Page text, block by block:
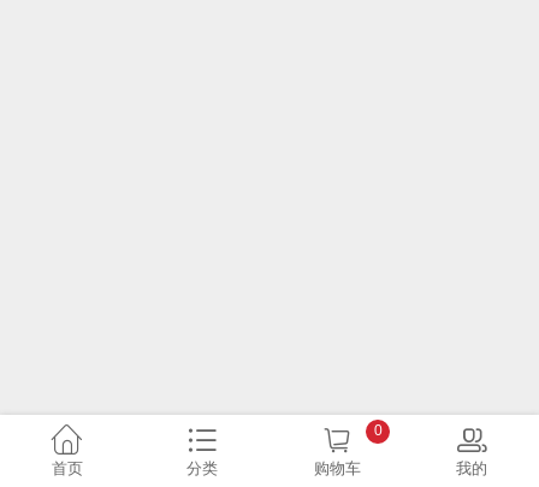
首页 分类 购物车
0
我的